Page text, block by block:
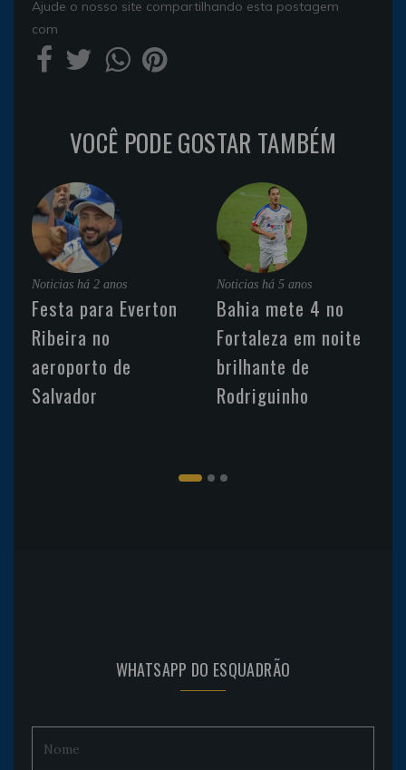
Ajude o nosso site compartilhando esta postagem
com
VOCÊ PODE GOSTAR TAMBÉM
Noticias há 2 anos
Festa para Everton
Ribeira no
aeroporto de
Salvador
Noticias há 5 anos
Bahia mete 4 no
Fortaleza em noite
brilhante de
Rodriguinho
WHATSAPP DO ESQUADRÃO